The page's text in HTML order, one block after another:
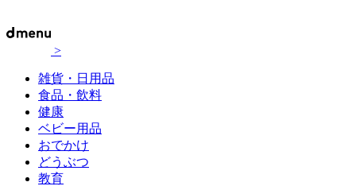
>
雑貨・日用品
食品・飲料
健康
ベビー用品
おでかけ
どうぶつ
教育